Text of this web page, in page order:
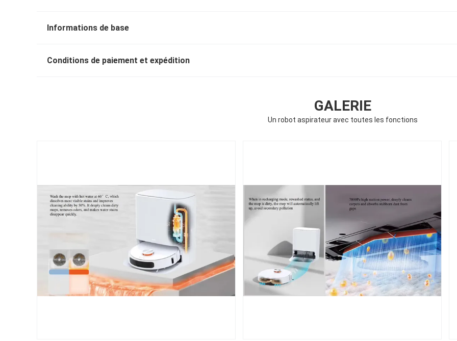
Informations de base
Conditions de paiement et expédition
GALERIE
Un robot aspirateur avec toutes les fonctions